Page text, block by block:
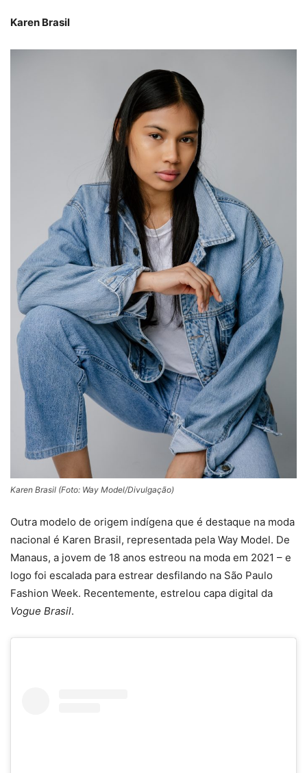
Karen Brasil
Karen Brasil (Foto: Way Model/Divulgação)
Outra modelo de origem indígena que é destaque na moda
nacional é Karen Brasil, representada pela Way Model. De
Manaus, a jovem de 18 anos estreou na moda em 2021 – e
logo foi escalada para estrear desfilando na São Paulo
Fashion Week. Recentemente, estrelou capa digital da
Vogue Brasil.